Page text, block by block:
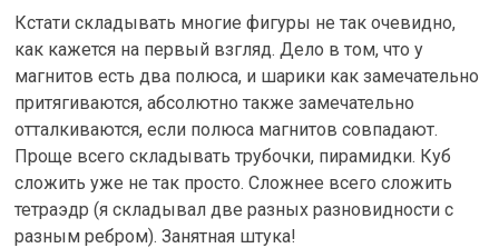
Кстати складывать многие фигуры не так очевидно,
как кажется на первый взгляд. Дело в том, что у
магнитов есть два полюса, и шарики как замечательно
притягиваются, абсолютно также замечательно
отталкиваются, если полюса магнитов совпадают.
Проще всего складывать трубочки, пирамидки. Куб
сложить уже не так просто. Сложнее всего сложить
тетраэдр (я складывал две разных разновидности с
разным ребром). Занятная штука!